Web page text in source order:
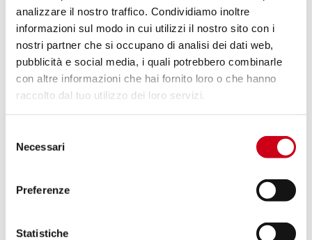
analizzare il nostro traffico. Condividiamo inoltre
informazioni sul modo in cui utilizzi il nostro sito con i
nostri partner che si occupano di analisi dei dati web,
pubblicità e social media, i quali potrebbero combinarle
con altre informazioni che hai fornito loro o che hanno
raccolto dal tuo utilizzo dei loro servizi.
delNecessari
Preferenze
Statistiche
Code:T26A-CDE38CR
Ligne complète 3-1 acier inoxydable,
avec échappement CR-T carbone avec
réseau de protection
1 570,00 CHF
PRODUIT
avec échappement CR-T titane avec